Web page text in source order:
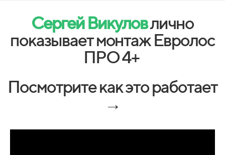
Сергей Викуловлично
показывает монтаж Евролос
ПРО 4+
Посмотрите как это работает
→